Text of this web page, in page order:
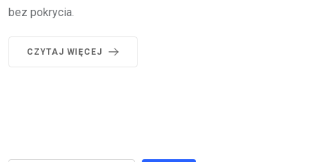
bez pokrycia.
CZYTAJ WIĘCEJ